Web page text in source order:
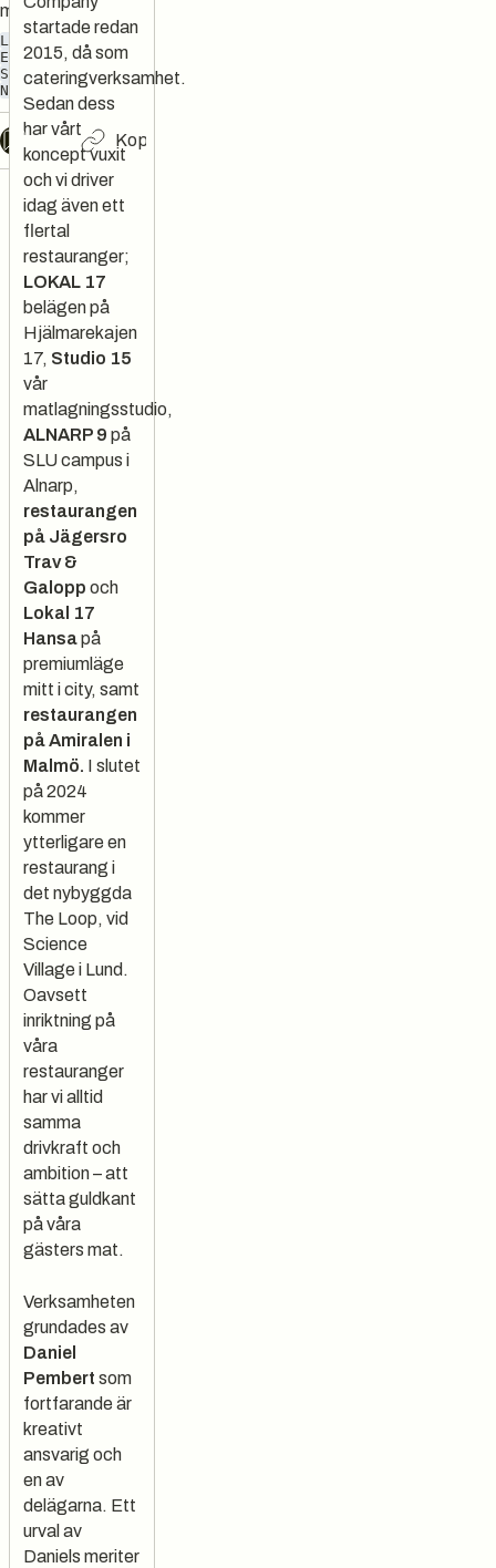
matupplevelser
LUNCH
CATERING
EVENTBRÖLLOP
STREETFOOD
NORDISKT
VINBAR
Chat Kopiera länk
startade redan
2015, då som
cateringverksamhet.
Sedan dess
har vårt
koncept vuxit
och vi driver
idag även ett
flertal
restauranger;
LOKAL 17
belägen på
Hjälmarekajen
17, Studio 15
vår
matlagningsstudio,
ALNARP 9 på
SLU campus i
Alnarp,
restaurangen
på Jägersro
Trav &
Galopp och
Lokal 17
Hansapå
premiumläge
mitt i city, samt
restaurangen
på Amiralen i
Malmö. I slutet
på 2024
kommer
ytterligare en
restaurang i
det nybyggda
The Loop, vid
Science
Village i Lund.
Oavsett
inriktning på
våra
restauranger
har vi alltid
samma
drivkraft och
ambition – att
sätta guldkant
på våra
gästers mat.
Verksamheten
grundades av
Daniel
Pembert som
fortfarande är
kreativt
ansvarig och
en av
delägarna. Ett
urval av
Daniels meriter